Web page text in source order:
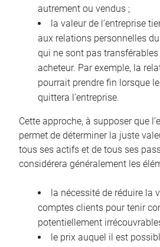
autrement ou vendus ;
la valeur de l’entreprise
aux relations personnelles
qui ne sont pas
acheteur. Par exemple, la
pourrait prendre fin lorsque
quittera l’entreprise.
Cette approche, à supposer que
permet de déterminer la juste
tous ses actifs et de tous ses
considérera généralement les
la nécessité de réduire la
comptes clients pour tenir
potentiellement
le prix auquel il est